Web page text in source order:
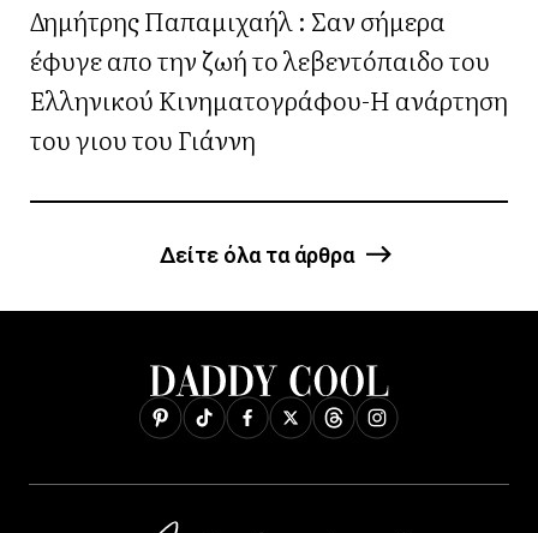
Δημήτρης Παπαμιχαήλ : Σαν σήμερα
έφυγε απο την ζωή το λεβεντόπαιδο του
Ελληνικού Κινηματογράφου-Η ανάρτηση
του γιου του Γιάννη
Δείτε όλα τα άρθρα